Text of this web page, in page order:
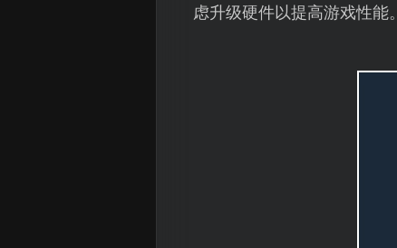
虑升级硬件以提高游戏性能。